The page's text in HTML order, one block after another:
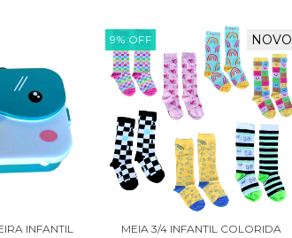
INFANTIL
9% OFF NOVO
MEIA 3/4 INFANTIL COLORIDA